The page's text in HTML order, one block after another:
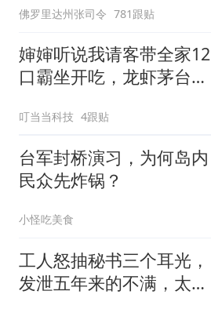
佛罗里达州张司令 781跟贴
婶婶听说我请客带全家12
口霸坐开吃，龙虾茅台点
叮当当科技 4跟贴
台军封桥演习，为何岛内
民众先炸锅？
小怪吃美食
工人怒抽秘书三个耳光，
发泄五年来的不满，太解